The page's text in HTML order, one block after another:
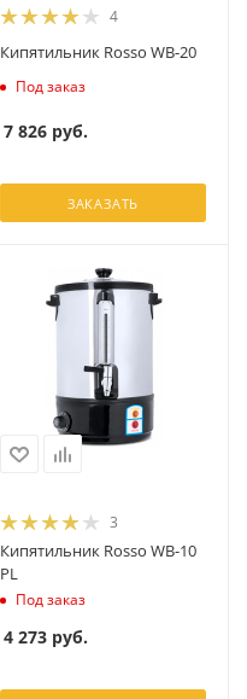
4
Кипятильник Rosso WB-20
Под заказ
7 826 руб.
ЗАКАЗАТЬ
3
Кипятильник Rosso WB-10
PL
Под заказ
4 273 руб.